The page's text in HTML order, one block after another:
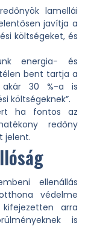
lamellái
javítja a
költségeket, és
energia- és
bent tartja a
akár 30 %-a is
költségeknek”.
ha fontos az
redőny
jelent.
ellenállás
védelme
arra
is